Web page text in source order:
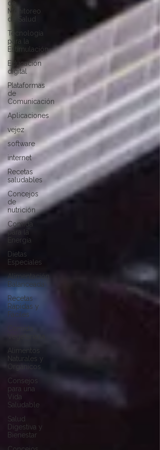
de
Monitoreo
de Salud
Tecnología
para la
Estimulación
Educación
digital
Plataformas
de
Comunicación
Aplicaciones
vejez
software
internet
Recetas
saludables
Concejos
de
nutrición
Comida
para la
Energía
Dietas
Especiales
Alimentación
Balanceada
Recetas
Rápidas y
Fáciles
Alimentos
Naturales y
Orgánicos
Consejos
para una
Vida
Saludable
Salud
Digestiva y
Bienestar